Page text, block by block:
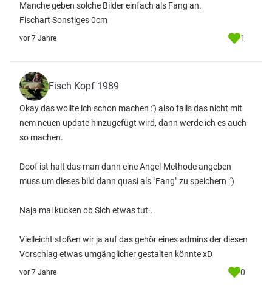
Manche geben solche Bilder einfach als Fang an.
Fischart Sonstiges 0cm
vor 7 Jahre 1
Fisch Kopf 1989
Okay das wollte ich schon machen :') also falls das nicht mit
nem neuen update hinzugefügt wird, dann werde ich es auch
so machen.
Doof ist halt das man dann eine Angel-Methode angeben
muss um dieses bild dann quasi als "Fang" zu speichern :')
Naja mal kucken ob Sich etwas tut...
Vielleicht stoßen wir ja auf das gehör eines admins der diesen
Vorschlag etwas umgänglicher gestalten könnte xD
vor 7 Jahre 0